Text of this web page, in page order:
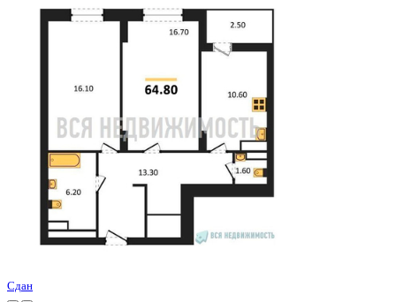
2-комнатная квартира, 64.8кв.м
Воронеж, Урицкого ул., д. 135
18 из 25
Материал
Отделка Предчистовая отделка
Цена 9 720 000 ₽ 153 071 ₽/м²